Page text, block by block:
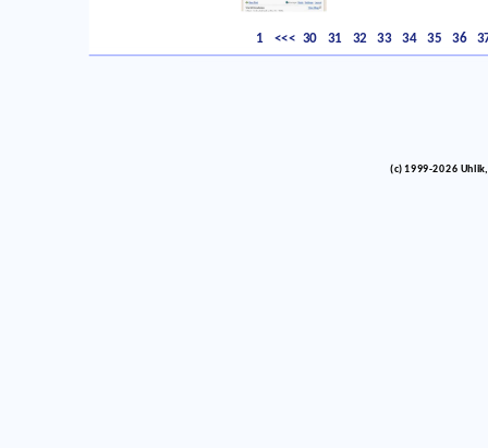
1 <<< 30 31 32 33 34 35 36
(c) 1999-2026 Uhlik,